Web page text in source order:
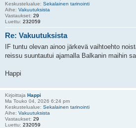
Keskustelualue: Sekalainen tarinointi
Aihe: Vakuutuksista
Vastaukset: 29
Luettu: 232059
Re: Vakuutuksista
IF tuntu olevan ainoo järkevä vaihtoehto
reissu suuntautui ajamalla Balkanin maihin
Happi
Kirjoittaja Happi
Ma Touko 04, 2026 6:24 pm
Keskustelualue: Sekalainen tarinointi
Aihe: Vakuutuksista
Vastaukset: 29
Luettu: 232059